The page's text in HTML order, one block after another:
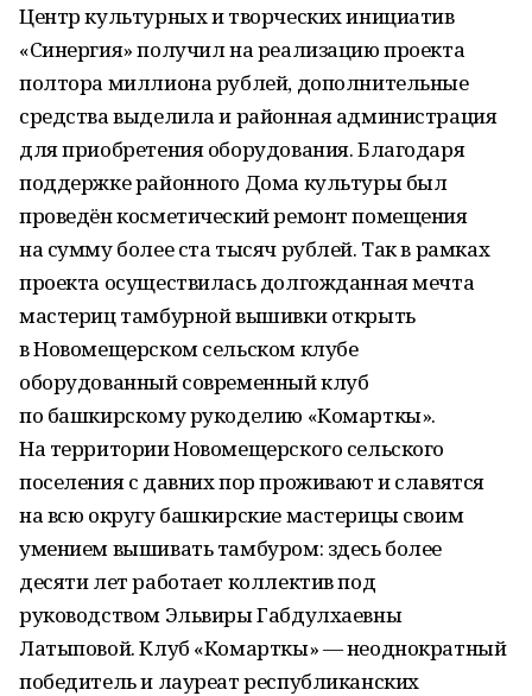
Центр культурных и творческих инициатив
«Синергия» получил на реализацию проекта
полтора миллиона рублей, дополнительные
средства выделила и районная администрация
для приобретения оборудования. Благодаря
поддержке районного Дома культуры был
проведён косметический ремонт помещения
на сумму более ста тысяч рублей. Так в рамках
проекта осуществилась долгожданная мечта
мастериц тамбурной вышивки открыть
в Новомещерском сельском клубе
оборудованный современный клуб
по башкирскому рукоделию «Комарткы».
На территории Новомещерского сельского
поселения с давних пор проживают и славятся
на всю округу башкирские мастерицы своим
умением вышивать тамбуром: здесь более
десяти лет работает коллектив под
руководством Эльвиры Габдулхаевны
Латыповой. Клуб «Комарткы» — неоднократный
победитель и лауреат республиканских